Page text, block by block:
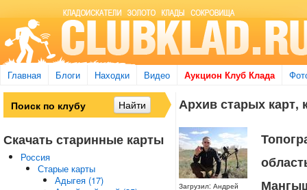
Главная Блоги Находки Видео Аукцион Клуб Клада
Архив старых карт,
Загрузил: Андрей
Скачать старинные карты
Россия
Старые карты
Адыгея (17)